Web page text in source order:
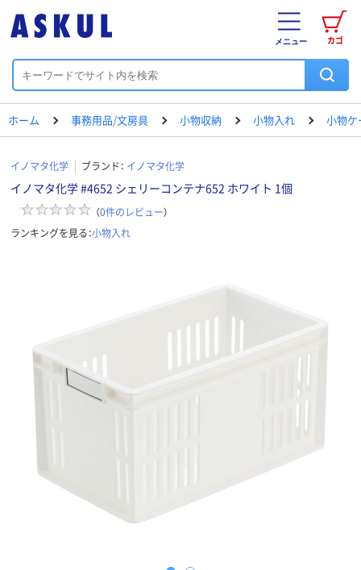
カゴ
メニュー
ホーム 事務用品/文房具 小物収納 小物入れ 小物ケ
イノマタ化学 ブランド： イノマタ化学
イノマタ化学 #4652 シェリーコンテナ652 ホワイト 1個
（0件のレビュー）
ランキングを見る：小物入れ